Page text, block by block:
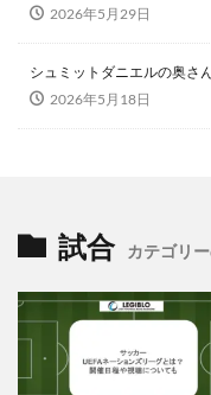
2026年5月29日
シュミットダニエルの奥さ
2026年5月18日
試合 カテゴリ